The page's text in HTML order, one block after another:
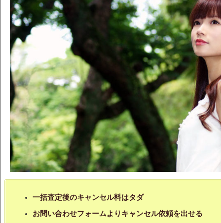
一括査定後のキャンセル料はタダ
お問い合わせフォームよりキャンセル依頼を出せる